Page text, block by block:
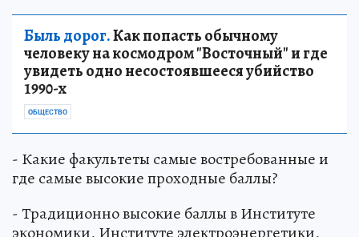
Быль дорог.Как попасть обычному
человеку на космодром "Восточный" и где
увидеть одно несостоявшееся убийство
1990-х
ОБЩЕСТВО
- Какие факультеты самые востребованные и
где самые высокие проходные баллы?
- Традиционно высокие баллы в Институте
экономики, Институте электроэнергетики,